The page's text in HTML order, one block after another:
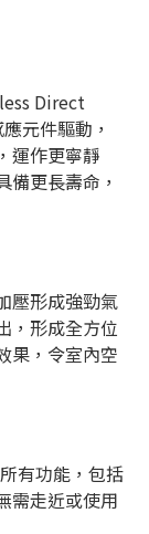
Direct
元件驅動，
運作更寧靜
備更長壽命，
壓形成強勁氣
，形成全方位
果，令室內空
有功能，包括
需走近或使用